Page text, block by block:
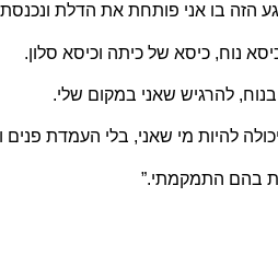
הזה בו אני פותחת את הדלת
נוח, כיסא של כיתה וכיסא סלון.
להרגיש שאני במקום שלי.
להיות מי שאני, בלי העמדת פנים
בהם התמקמתי.”